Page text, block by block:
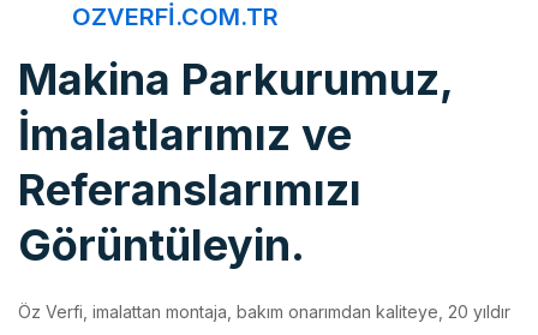
Makina Parkurumuz,
İmalatlarımız ve
Referanslarımızı
Görüntüleyin.
Öz Verfi, imalattan montaja, bakım onarımdan kaliteye, 20 yıldır
yapıyor, isteklerinizi en kısa sürede sizlerle buluşturuyor.